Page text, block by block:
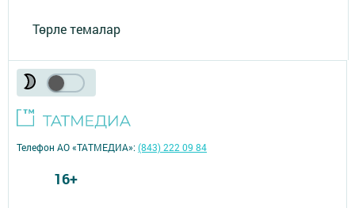
Төрле темалар
Телефон АО «ТАТМЕДИА»:(843) 222 09 84
16+